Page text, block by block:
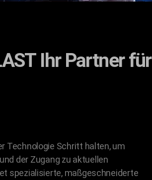
Ihr Partner für
Technologie Schritt halten, um
der Zugang zu aktuellen
spezialisierte, maßgeschneiderte